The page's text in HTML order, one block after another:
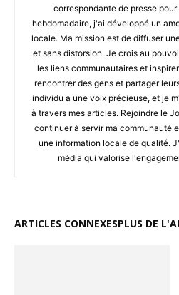
correspondante de presse
hebdomadaire, j'ai développé un
locale. Ma mission est de diffuser
et sans distorsion. Je crois au
les liens communautaires et
rencontrer des gens et partager
individu a une voix précieuse, et je
à travers mes articles. Rejoindre le
continuer à servir ma communauté
une information locale de qualité.
média qui valorise
ARTICLES CONNEXESPLUS DE